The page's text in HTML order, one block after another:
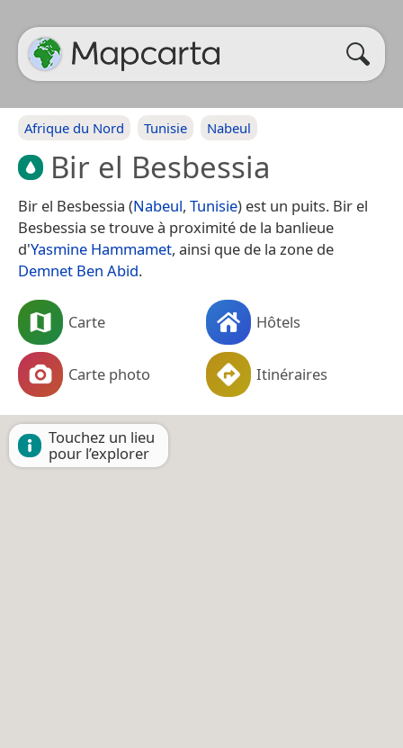
Afrique du Nord Tunisie Nabeul
Bir el Besbessia
Bir el Besbessia (Nabeul, Tunisie) est un puits. Bir el
Besbessia se trouve à proximité de la banlieue
d'Yasmine Hammamet, ainsi que de la zone de
Demnet Ben Abid.
Carte Hôtels
Carte photo Itinéraires
Touchez un lieu
pour l’explorer